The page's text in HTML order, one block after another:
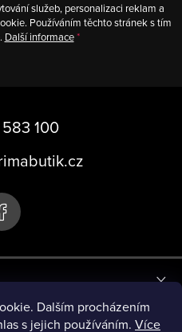
Dalším procházením
s jejich používáním. Více
služeb, personalizaci reklam a
Používáním těchto stránek s tím
Další informace
100